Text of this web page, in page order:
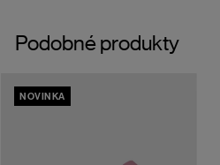
Podobné produkty
NOVINKA